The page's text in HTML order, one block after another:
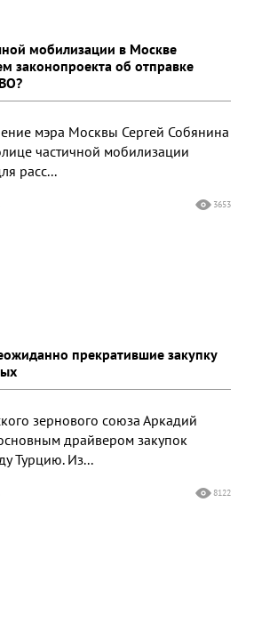
мобилизации в Москве
законопроекта об отправке
мэра Москвы Сергей Собянина
частичной мобилизации
расс...
3653
прекратившие закупку
зернового союза Аркадий
драйвером закупок
Турцию. Из...
8122